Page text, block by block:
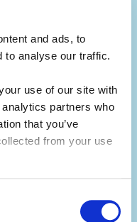
and ads, to
to analyse our traffic.
use of our site with
partners who
that you’ve
from your use
en casa.
para
es el mejor